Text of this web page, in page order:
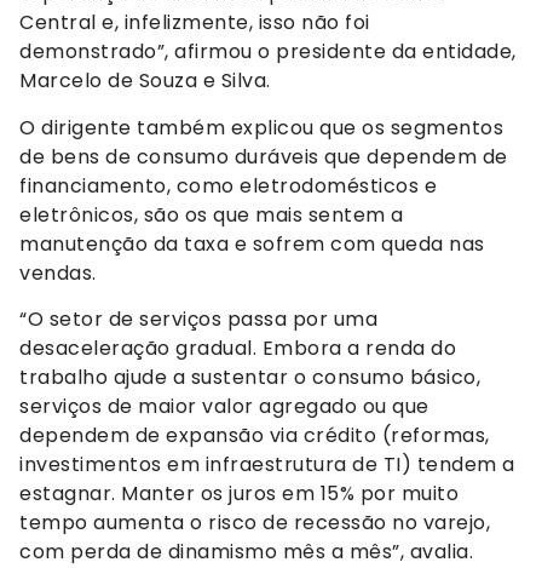
Central e, infelizmente, isso não foi
demonstrado”, afirmou o presidente da entidade,
Marcelo de Souza e Silva.
O dirigente também explicou que os segmentos
de bens de consumo duráveis que dependem de
financiamento, como eletrodomésticos e
eletrônicos, são os que mais sentem a
manutenção da taxa e sofrem com queda nas
vendas.
“O setor de serviços passa por uma
desaceleração gradual. Embora a renda do
trabalho ajude a sustentar o consumo básico,
serviços de maior valor agregado ou que
dependem de expansão via crédito (reformas,
investimentos em infraestrutura de TI) tendem a
estagnar. Manter os juros em 15% por muito
tempo aumenta o risco de recessão no varejo,
com perda de dinamismo mês a mês”, avalia.